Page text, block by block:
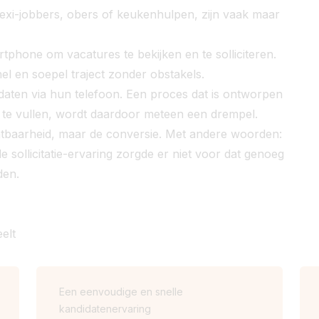
jobbers, obers of keukenhulpen, zijn vaak maar
om vacatures te bekijken en te solliciteren.
en soepel traject zonder obstakels.
via hun telefoon. Een proces dat is ontworpen
vullen, wordt daardoor meteen een drempel.
maar de conversie. Met andere woorden:
sollicitatie-ervaring zorgde er niet voor dat genoeg
Een eenvoudige en snelle
kandidatenervaring